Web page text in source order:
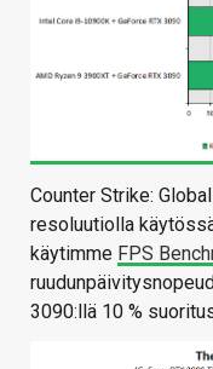
Counter Strike:
resoluutiolla
käytimme FPS
3090:llä 10 %